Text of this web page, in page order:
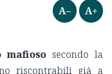
A– A+
secondo la
riscontrabili già a